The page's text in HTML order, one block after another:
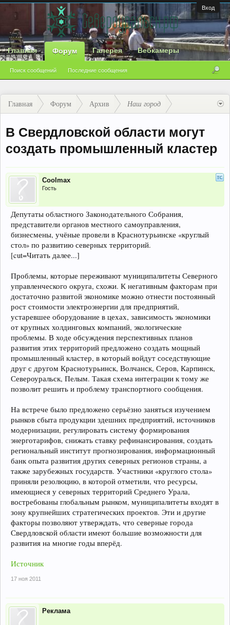
Вход
Главная Форум
Поиск сообщений Последние сообщения
Галерея Вебкамеры
Главная Форум Архив Наш город
В Свердловской области могут
создать промышленный кластер
Coolmax
Гость
Депутаты областного Законодательного Собрания,
представители органов местного самоуправления,
бизнесмены, учёные провели в Краснотурьинске «круглый
стол» по развитию северных территорий.
[cut=Читать далее...]
Проблемы, которые переживают муниципалитеты Северного
управленческого округа, схожи. К негативным факторам при
достаточно развитой экономике можно отнести постоянный
рост стоимости электроэнергии для предприятий,
устаревшее оборудование в цехах, зависимость экономики
от крупных холдинговых компаний, экологические
проблемы. В ходе обсуждения перспективных планов
развития этих территорий предложено создать мощный
промышленный кластер, в который войдут соседствующие
друг с другом Краснотурьинск, Волчанск, Серов, Карпинск,
Североуральск, Пелым. Такая схема интеграции к тому же
позволит решить и проблему транспортного сообщения.
На встрече было предложено серьёзно заняться изучением
рынков сбыта продукции здешних предприятий, источников
модернизации, регулировать систему формирования
энерготарифов, снижать ставку рефинансирования, создать
региональный институт прогнозирования, информационный
банк опыта развития других северных регионов страны, а
также зарубежных государств. Участники «круглого стола»
приняли резолюцию, в которой отметили, что ресурсы,
имеющиеся у северных территорий Среднего Урала,
востребованы глобальным рынком, муниципалитеты входят в
зону крупнейших стратегических проектов. Эти и другие
факторы позволяют утверждать, что северные города
Свердловской области имеют большие возможности для
развития на многие годы вперёд.
Источник
17 ноя 2011
Реклама